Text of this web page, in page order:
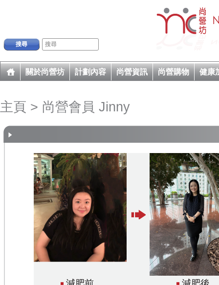
搜尋
關於尚營坊 計劃內容 尚營資訊 尚營購物 健康
主頁 > 尚營會員 Jinny